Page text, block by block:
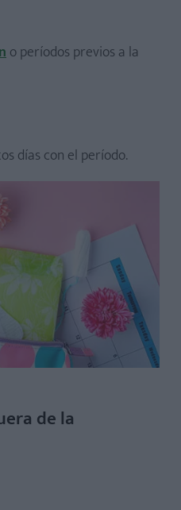
o períodos previos a la
días con el período.
de la